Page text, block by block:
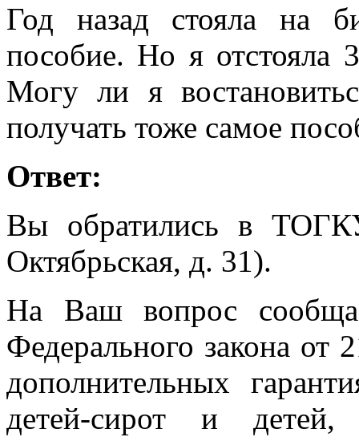
Год назад стояла на
пособие. Но я отстояла
Могу ли я
получать тоже самое
Ответ:
Вы обратились в
Октябрьская, д. 31).
На Ваш вопрос
Федерального закона
дополнительных
детей-сирот и детей,